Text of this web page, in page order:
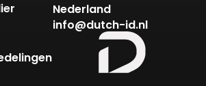
Nederland
info@dutch-id.nl